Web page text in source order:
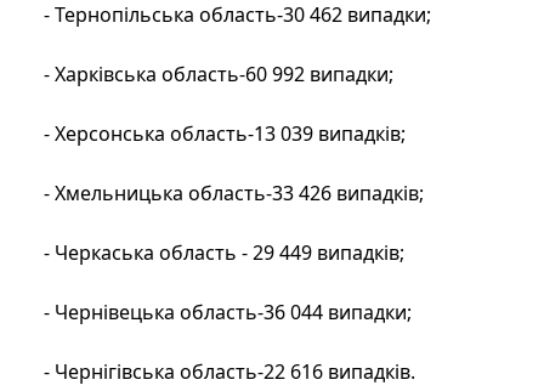
- Тернопільська область-30 462 випадки;
- Харківська область-60 992 випадки;
- Херсонська область-13 039 випадків;
- Хмельницька область-33 426 випадків;
- Черкаська область - 29 449 випадків;
- Чернівецька область-36 044 випадки;
- Чернігівська область-22 616 випадків.